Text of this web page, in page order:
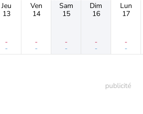
Jeu
13
-
-
Ven
14
-
-
Sam
15
-
-
Dim
16
-
-
Lun
17
-
-